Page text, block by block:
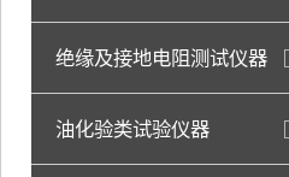
绝缘及接地电阻测试仪器
油化验类试验仪器